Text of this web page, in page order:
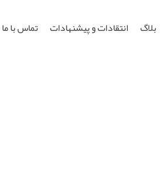
بلاگ انتقادات و پیشنهادات تماس با ما